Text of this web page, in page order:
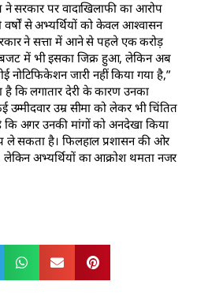
ने सरकार पर वादाखिलाफी का आरोप
वर्षों से अभ्यर्थियों को केवल आश्वासन
ने सत्ता में आने से पहले एक करोड़
बजट में भी इसका जिक्र हुआ, लेकिन अब
जारी नहीं किया गया है,”
है कि लगातार देरी के कारण उनका
उम्र सीमा को लेकर भी चिंतित
है कि अगर उनकी मांगों को अनदेखा किया
ले सकता है। फिलहाल प्रशासन की ओर
लेकिन अभ्यर्थियों का आक्रोश थमता नजर